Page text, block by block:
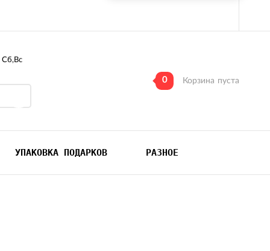
Сб,Вс
0 Корзина пуста
УПАКОВКА ПОДАРКОВ РАЗНОЕ